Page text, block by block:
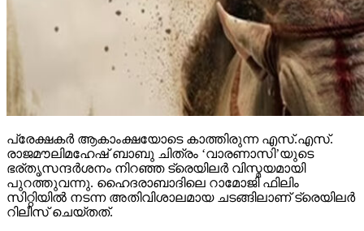
പ്രേക്ഷകര്‍ ആകാംക്ഷയോടെ കാത്തിരുന്ന എസ്.എസ്.
രാജമൗലിമഹേഷ് ബാബു ചിത്രം ‘വാരണാസി’യുടെ
ഭര്തൃസന്ദര്‍ശനം നിറഞ്ഞ ട്രെയിലര്‍ വിസ്മയമായി
പുറത്തുവന്നു. ഹൈദരാബാദിലെ റാമോജി ഫിലിം
സിറ്റിയില്‍ നടന്ന അതിവിശാലമായ ചടങ്ങിലാണ് ട്രെയിലര്‍
റിലീസ് ചെയ്തത്.